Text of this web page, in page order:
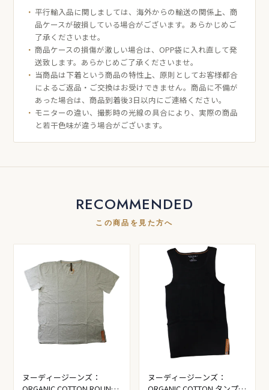
平行輸入品に関しましては、海外からの輸送の関係上、商
品ケースが破損している場合がございます。あらかじめご
了承くださいませ。
商品ケースの損傷が激しい場合は、OPP袋に入れ直して発
送致します。あらかじめご了承くださいませ。
当商品は下着という商品の特性上、原則としてお客様都合
によるご返品・ご交換はお受けできません。商品に不備が
あった場合は、商品到着後3日以内にご連絡ください。
モニターの違い、撮影時の光線の具合により、実際の商品
と若干色味が違う場合がございます。
RECOMMENDED
この商品を見た方へ
ヌーディージーンズ：
ヌーディージーンズ：